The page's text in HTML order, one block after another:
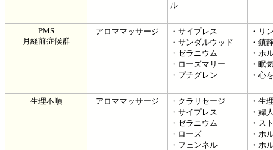
ル
PMS
月経前症候群
アロママッサージ
・サイプレス
・サンダルウッド
・ゼラニウム
・ローズマリー
・プチグレン
・リ
・鎮
・ホ
・眠
・心
生理不順 アロママッサージ
・クラリセージ
・サイプレス
・ゼラニウム
・ローズ
・フェンネル
・生
・婦
・ス
・ホ
・ホ